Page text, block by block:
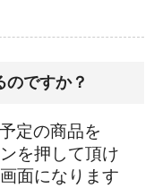
のですか？
定の商品を
を押して頂け
面になります